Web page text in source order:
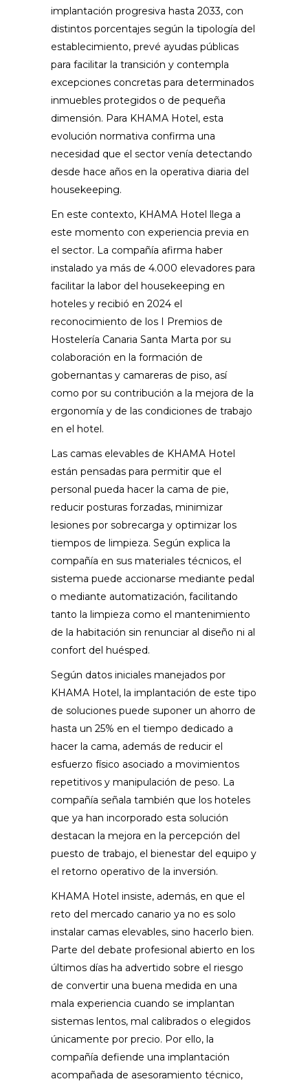
implantación progresiva hasta 2033, con
distintos porcentajes según la tipología del
establecimiento, prevé ayudas públicas
para facilitar la transición y contempla
excepciones concretas para determinados
inmuebles protegidos o de pequeña
dimensión. Para KHAMA Hotel, esta
evolución normativa confirma una
necesidad que el sector venía detectando
desde hace años en la operativa diaria del
housekeeping.
En este contexto, KHAMA Hotel llega a
este momento con experiencia previa en
el sector. La compañía afirma haber
instalado ya más de 4.000 elevadores para
facilitar la labor del housekeeping en
hoteles y recibió en 2024 el
reconocimiento de los I Premios de
Hostelería Canaria Santa Marta por su
colaboración en la formación de
gobernantas y camareras de piso, así
como por su contribución a la mejora de la
ergonomía y de las condiciones de trabajo
en el hotel.
Las camas elevables de KHAMA Hotel
están pensadas para permitir que el
personal pueda hacer la cama de pie,
reducir posturas forzadas, minimizar
lesiones por sobrecarga y optimizar los
tiempos de limpieza. Según explica la
compañía en sus materiales técnicos, el
sistema puede accionarse mediante pedal
o mediante automatización, facilitando
tanto la limpieza como el mantenimiento
de la habitación sin renunciar al diseño ni al
confort del huésped.
Según datos iniciales manejados por
KHAMA Hotel, la implantación de este tipo
de soluciones puede suponer un ahorro de
hasta un 25% en el tiempo dedicado a
hacer la cama, además de reducir el
esfuerzo físico asociado a movimientos
repetitivos y manipulación de peso. La
compañía señala también que los hoteles
que ya han incorporado esta solución
destacan la mejora en la percepción del
puesto de trabajo, el bienestar del equipo y
el retorno operativo de la inversión.
KHAMA Hotel insiste, además, en que el
reto del mercado canario ya no es solo
instalar camas elevables, sino hacerlo bien.
Parte del debate profesional abierto en los
últimos días ha advertido sobre el riesgo
de convertir una buena medida en una
mala experiencia cuando se implantan
sistemas lentos, mal calibrados o elegidos
únicamente por precio. Por ello, la
compañía defiende una implantación
acompañada de asesoramiento técnico,